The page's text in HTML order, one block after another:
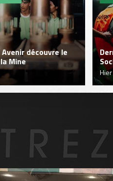
découvre le
Mine